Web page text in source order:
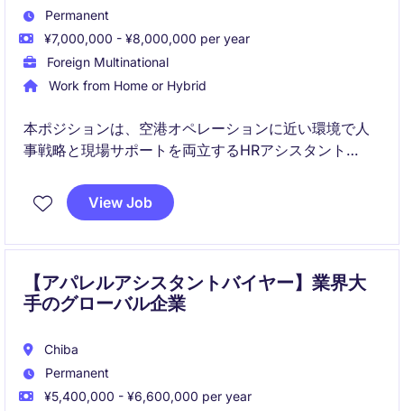
Permanent
¥7,000,000 - ¥8,000,000 per year
Foreign Multinational
Work from Home or Hybrid
本ポジションは、空港オペレーションに近い環境で人
事戦略と現場サポートを両立するHRアシスタント
役として、組織運営に幅広く関与いただきます。
View Job
【アパレルアシスタントバイヤー】業界大
手のグローバル企業
Chiba
Permanent
¥5,400,000 - ¥6,600,000 per year